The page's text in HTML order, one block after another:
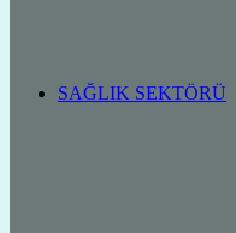
SAĞLIK SEKTÖRÜ